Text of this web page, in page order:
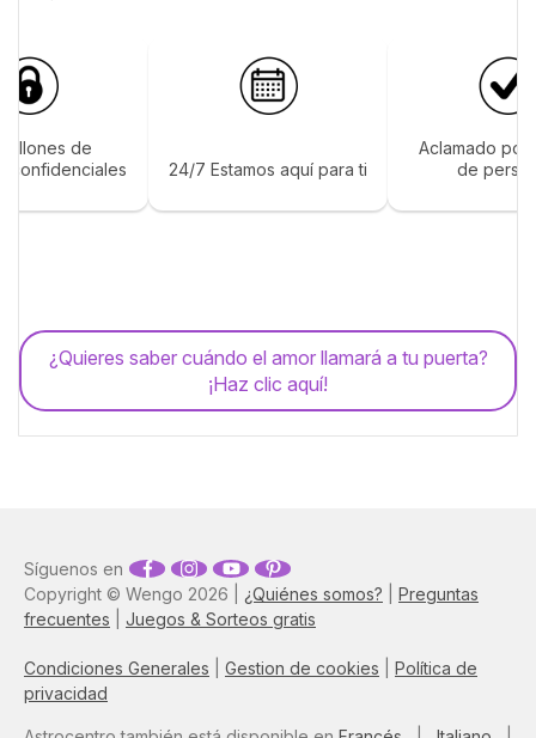
de
confidenciales
24/7 Estamos aquí para ti
Aclamado por
de
¿Quieres saber cuándo el amor llamará a tu puerta?
¡Haz clic aquí!
Copyright © Wengo 2026 | ¿Quiénes somos?
Preguntas
frecuentes
Juegos & Sorteos gratis
Condiciones Generales Gestion de cookies
Política de
privacidad
Síguenos en